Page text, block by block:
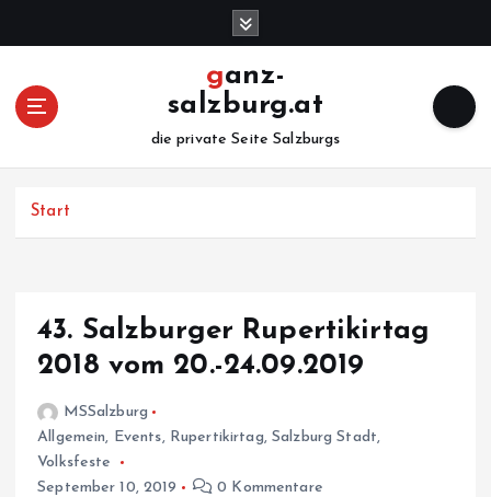
ganz-
salzburg.at
die private Seite Salzburgs
Start
43. Salzburger Rupertikirtag
2018 vom 20.-24.09.2019
MSSalzburg
Allgemein, Events, Rupertikirtag, Salzburg Stadt,
Volksfeste
September 10, 2019
0 Kommentare